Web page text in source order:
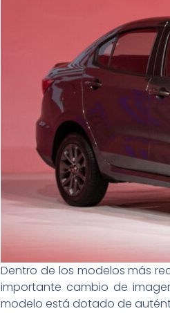
Dentro de los modelos más
importante cambio de
modelo está dotado de